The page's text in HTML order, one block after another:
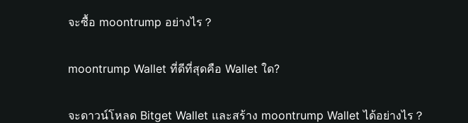
จะซื้อ moontrump อย่างไร？
moontrump Wallet ที่ดีที่สุดคือ Wallet ใด?
จะดาวน์โหลด Bitget Wallet และสร้าง moontrump Wallet ได้อย่างไร？